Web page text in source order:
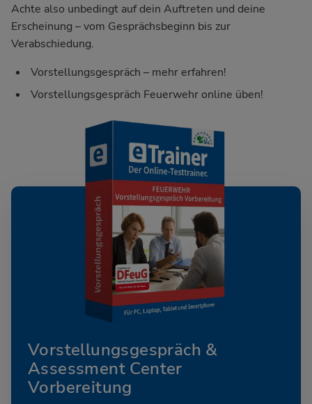
Achte also unbedingt auf dein Auftreten und deine
Erscheinung – vom Gesprächsbeginn bis zur
Verabschiedung.
Vorstellungsgespräch – mehr erfahren!
Vorstellungsgespräch Feuerwehr online üben!
Vorstellungsgespräch &
Assessment Center
Vorbereitung